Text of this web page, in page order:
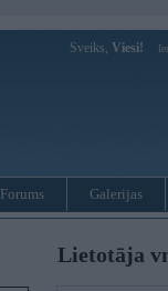
Sveiks, Viesi!
Forums Galerijas
Lietotāja